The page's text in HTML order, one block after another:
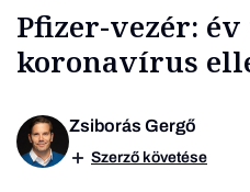
Pfizer-vezér:
koronavírus
Zsiborás Gergő
Szerző követése